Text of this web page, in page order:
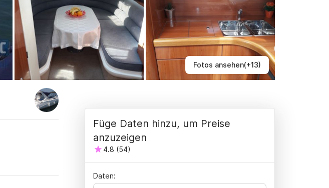
Fotos ansehen(+13)
Füge Daten hinzu, um Preise
anzuzeigen
4.8 (54)
Daten: